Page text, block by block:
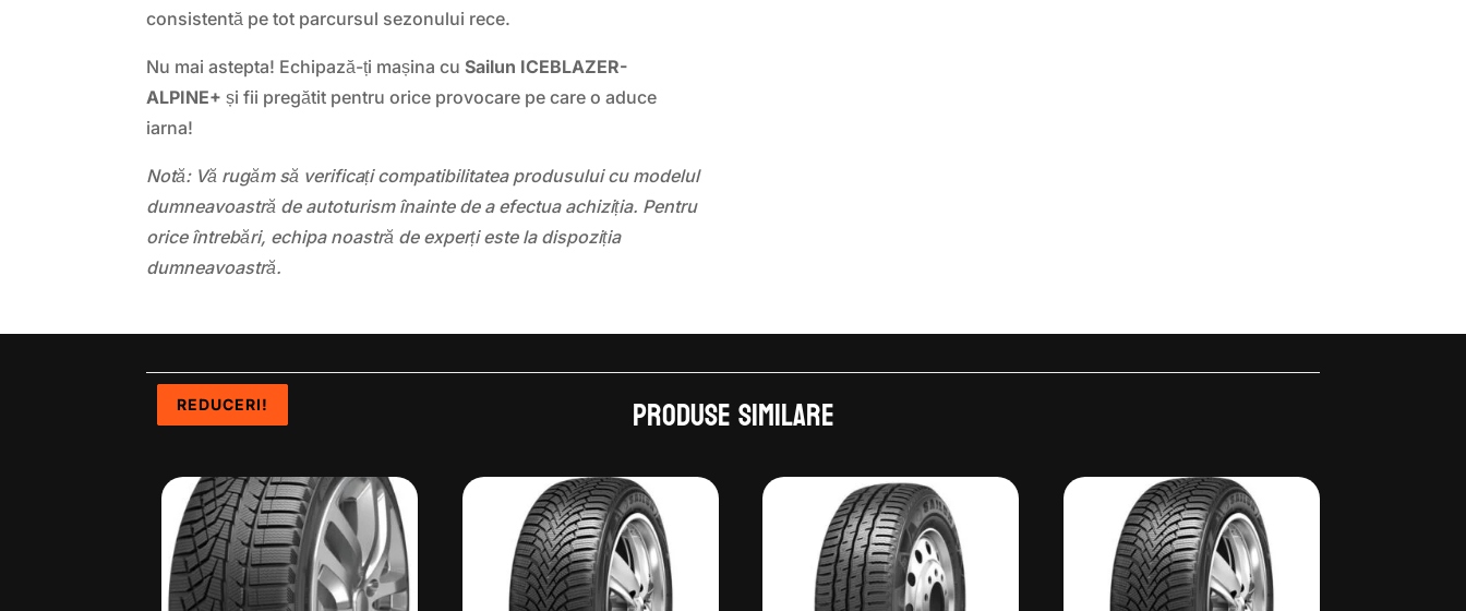
consistentă pe tot parcursul sezonului rece.
Nu mai astepta! Echipază-ți mașina cuSailun ICEBLAZER-
ALPINE+ și fii pregătit pentru orice provocare pe care o aduce
iarna!
Notă: Vă rugăm să verificați compatibilitatea produsului cu modelul
dumneavoastră de autoturism înainte de a efectua achiziția. Pentru
orice întrebări, echipa noastră de experți este la dispoziția
dumneavoastră.
Produse similare
REDUCERI!
REDUCERI!
REDUCERI!
REDUCERI!